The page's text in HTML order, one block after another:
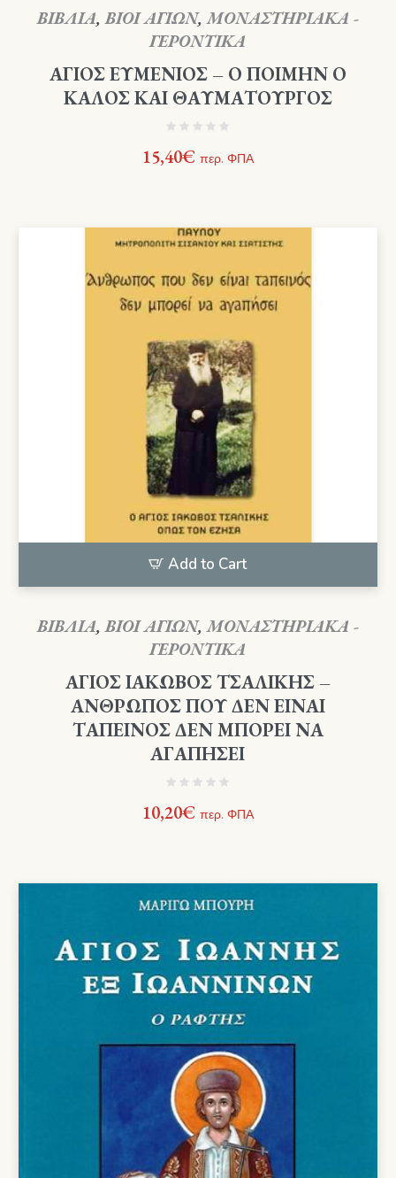
ΒΙΒΛΙΑ,ΒΙΟΙ ΑΓΙΩΝ,ΜΟΝΑΣΤΗΡΙΑΚΑ -
ΓΕΡΟΝΤΙΚΑ
ΑΓΙΟΣ ΕΥΜΕΝΙΟΣ – Ο ΠΟΙΜΗΝ Ο
ΚΑΛΟΣ ΚΑΙ ΘΑΥΜΑΤΟΥΡΓΟΣ
15,40€ περ. ΦΠΑ
Add to Cart
ΒΙΒΛΙΑ,ΒΙΟΙ ΑΓΙΩΝ,ΜΟΝΑΣΤΗΡΙΑΚΑ -
ΓΕΡΟΝΤΙΚΑ
ΑΓΙΟΣ ΙΑΚΩΒΟΣ ΤΣΑΛΙΚΗΣ –
ΑΝΘΡΩΠΟΣ ΠΟΥ ΔΕΝ ΕΙΝΑΙ
ΤΑΠΕΙΝΟΣ ΔΕΝ ΜΠΟΡΕΙ ΝΑ
ΑΓΑΠΗΣΕΙ
10,20€ περ. ΦΠΑ